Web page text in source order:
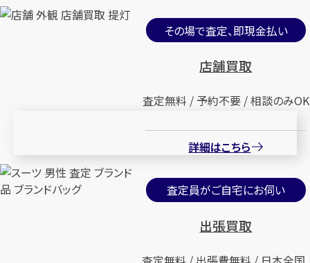
その場で査定、即現金払い
店舗買取
査定無料 / 予約不要 / 相談のみOK
詳細はこちら
査定員がご自宅にお伺い
出張買取